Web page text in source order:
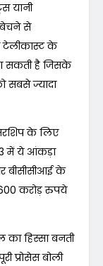
यानी
से
टेलीकास्ट के
सकती है जिसके
सबसे ज्यादा
के लिए
में ये आंकड़ा
बीसीसीआई के
करोड़ रुपये
हिस्सा बनती
प्रोसेस बोली